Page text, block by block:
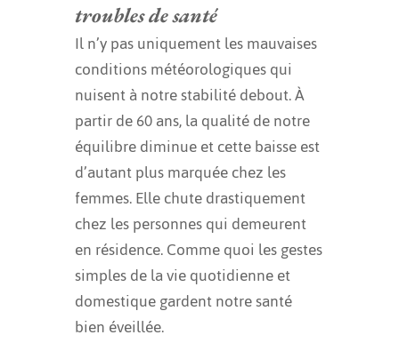
troubles de santé
Il n’y pas uniquement les mauvaises
conditions météorologiques qui
nuisent à notre stabilité debout. À
partir de 60 ans, la qualité de notre
équilibre diminue et cette baisse est
d’autant plus marquée chez les
femmes. Elle chute drastiquement
chez les personnes qui demeurent
en résidence. Comme quoi les gestes
simples de la vie quotidienne et
domestique gardent notre santé
bien éveillée.